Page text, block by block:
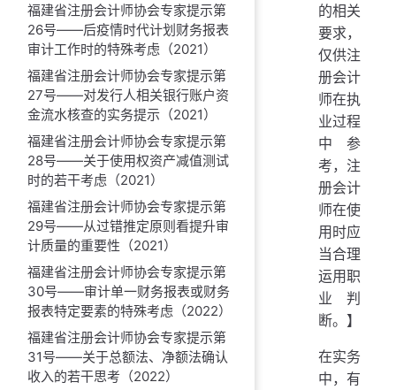
福建省注册会计师协会专家提示第
26号——后疫情时代计划财务报表
审计工作时的特殊考虑（2021）
福建省注册会计师协会专家提示第
27号——对发行人相关银行账户资
金流水核查的实务提示（2021）
福建省注册会计师协会专家提示第
28号——关于使用权资产减值测试
时的若干考虑（2021）
福建省注册会计师协会专家提示第
29号——从过错推定原则看提升审
计质量的重要性（2021）
福建省注册会计师协会专家提示第
30号——审计单一财务报表或财务
报表特定要素的特殊考虑（2022）
福建省注册会计师协会专家提示第
31号——关于总额法、净额法确认
收入的若干思考（2022）
的相关
要求，
仅供注
册会计
师在执
业过程
中参
考，注
册会计
师在使
用时应
当合理
运用职
业判
断。】
在实务
中，有